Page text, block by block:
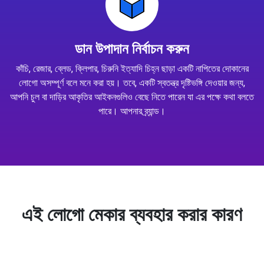
ডান উপাদান নির্বাচন করুন
কাঁচি, রেজার, ব্লেড, ক্লিপার, চিরুনি ইত্যাদি চিহ্ন ছাড়া একটি নাপিতের দোকানের
লোগো অসম্পূর্ণ বলে মনে করা হয়। তবে, একটি স্বতন্ত্র দৃষ্টিভঙ্গি দেওয়ার জন্য,
আপনি চুল বা দাড়ির আকৃতির আইকনগুলিও বেছে নিতে পারেন যা এর পক্ষে কথা বলতে
পারে। আপনার ব্র্যান্ড।
এই লোগো মেকার ব্যবহার করার কারণ